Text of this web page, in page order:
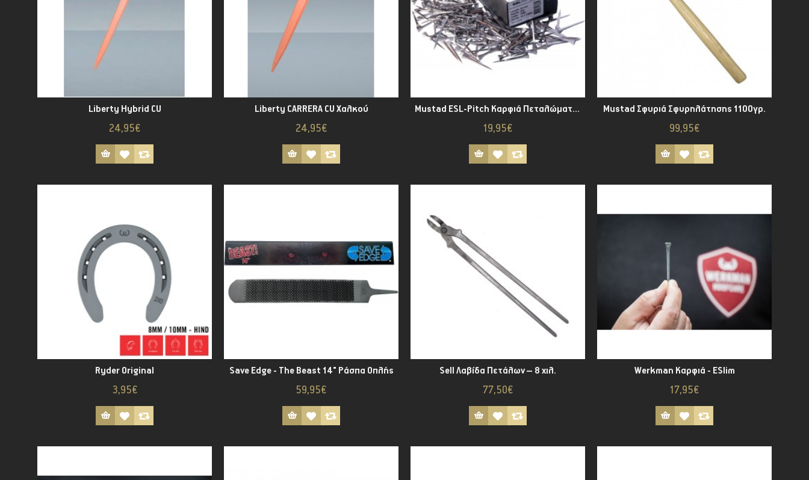
Liberty Hybrid CU
24,95€
Liberty CARRERA CU Χαλκού
24,95€
Mustad ESL-Pitch Καρφιά Πεταλώματος
19,95€
Mustad Σφυριά Σφυρηλάτησης 1100γρ.
99,95€
Ryder Original
3,95€
Save Edge - The Beast 14" Ράσπα Οπλής
59,95€
Sell Λαβίδα Πετάλων – 8 χιλ.
77,50€
Werkman Καρφιά - ΕSlim
17,95€